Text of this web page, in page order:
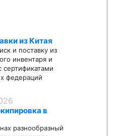
из Китая
и поставку из
инвентаря и
сертификатами
федераций
в
разнообразный